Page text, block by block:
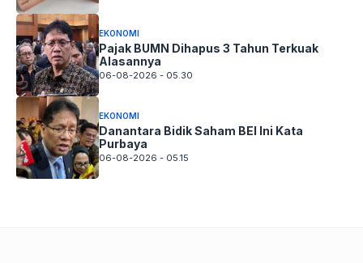
EKONOMI
Pajak BUMN Dihapus 3 Tahun Terkuak
Alasannya
06-08-2026 - 05.30
EKONOMI
Danantara Bidik Saham BEI Ini Kata
Purbaya
06-08-2026 - 05.15